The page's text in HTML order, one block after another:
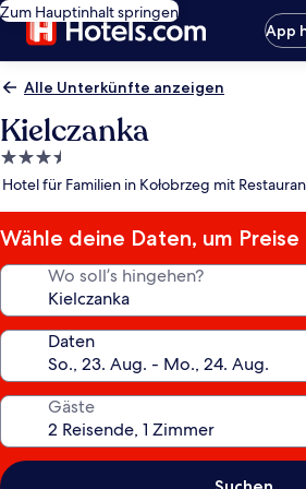
Zum Hauptinhalt springen
App
Alle Unterkünfte anzeigen
Kielczanka
3.5-
Sterne-
Hotel für Familien in Kołobrzeg mit
Wähle deine Daten, um Preise
Wo soll’s hingehen?
Daten
Gäste